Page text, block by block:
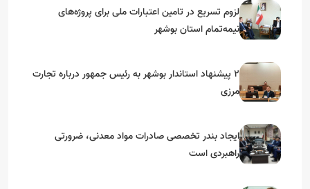
لزوم تسریع در تامین اعتبارات ملی برای پروژه‌های
نیمه‌تمام استان بوشهر
۲ پیشنهاد استاندار بوشهر به رئیس جمهور درباره تجارت
مرزی
ایجاد بندر تخصصی صادرات مواد معدنی، ضرورتی
راهبردی است